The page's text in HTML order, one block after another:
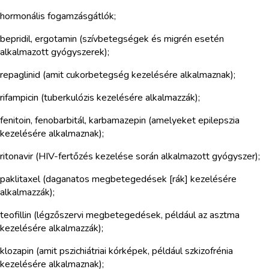
hormonális fogamzásgátlók;
bepridil, ergotamin (szívbetegségek és migrén esetén
alkalmazott gyógyszerek);
repaglinid (amit cukorbetegség kezelésére alkalmaznak);
rifampicin (tuberkulózis kezelésére alkalmazzák);
fenitoin, fenobarbitál, karbamazepin (amelyeket epilepszia
kezelésére alkalmaznak);
ritonavir (HIV-fertőzés kezelése során alkalmazott gyógyszer);
paklitaxel (daganatos megbetegedések [rák] kezelésére
alkalmazzák);
teofillin (légzőszervi megbetegedések, például az asztma
kezelésére alkalmazzák);
klozapin (amit pszichiátriai kórképek, például szkizofrénia
kezelésére alkalmaznak);